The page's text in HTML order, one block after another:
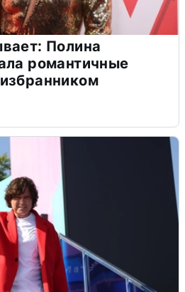
Полина
романтичные